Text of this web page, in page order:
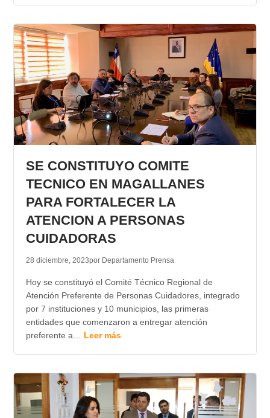
SE CONSTITUYO COMITE
TECNICO EN MAGALLANES
PARA FORTALECER LA
ATENCION A PERSONAS
CUIDADORAS
28 diciembre, 2023por Departamento Prensa
Hoy se constituyó el Comité Técnico Regional de
Atención Preferente de Personas Cuidadores, integrado
por 7 instituciones y 10 municipios, las primeras
entidades que comenzaron a entregar atención
preferente a… Leer más